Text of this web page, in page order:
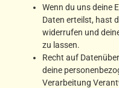
Wenn du uns deine
Daten erteilst, hast
widerrufen und
zu lassen.
Recht auf
deine
Verarbeitung